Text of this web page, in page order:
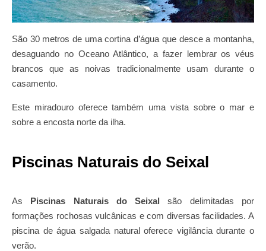
São 30 metros de uma cortina d’água que desce a montanha,
desaguando no Oceano Atlântico, a fazer lembrar os véus
brancos que as noivas tradicionalmente usam durante o
casamento.
Este miradouro oferece também uma vista sobre o mar e
sobre a encosta norte da ilha.
Piscinas Naturais do Seixal
As Piscinas Naturais do Seixal são delimitadas por
formações rochosas vulcânicas e com diversas facilidades. A
piscina de água salgada natural oferece vigilância durante o
verão.